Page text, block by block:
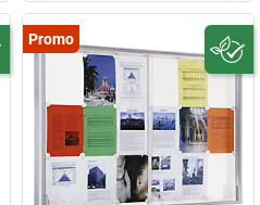
Promo